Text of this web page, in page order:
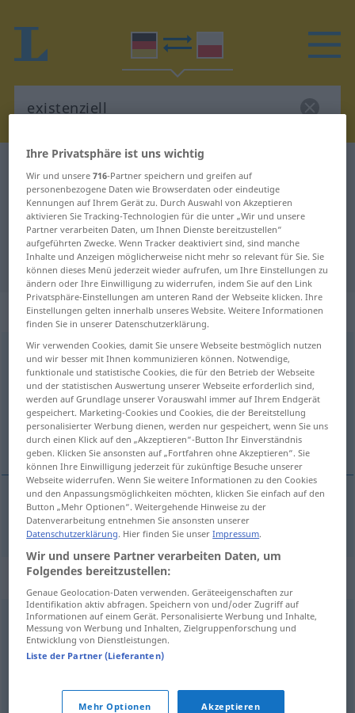
Deutsch-Polnisch Übersetzung für
"existenziell"
"existenziell" Polnisch Übersetzung
„existenziell“
existenziell
Übersicht aller Übersetzungen
(Für mehr Details die Übersetzung anklicken/antippen)
egzystencjalny
egzystencjalny existenziell
Synonyme für "existenziell"
vital,lebenswichtig,essentiell (fachspr., biologisch)
essenziell (fachspr., biologisch)
© OpenThesaurus.de
Ihre Privatsphäre ist uns wichtig
Wir und unsere716-Partner speichern und greifen auf
personenbezogene Daten wie Browserdaten oder eindeutige
Kennungen auf Ihrem Gerät zu. Durch Auswahl von Akzeptieren
aktivieren Sie Tracking-Technologien für die unter „Wir und unsere
Partner verarbeiten Daten, um Ihnen Dienste bereitzustellen“
aufgeführten Zwecke. Wenn Tracker deaktiviert sind, sind manche
Inhalte und Anzeigen möglicherweise nicht mehr so relevant für Sie. Sie
können dieses Menü jederzeit wieder aufrufen, um Ihre Einstellungen zu
ändern oder Ihre Einwilligung zu widerrufen, indem Sie auf den Link
Privatsphäre-Einstellungen am unteren Rand der Webseite klicken. Ihre
Einstellungen gelten innerhalb unseres Website. Weitere Informationen
finden Sie in unserer Datenschutzerklärung.
Wir verwenden Cookies, damit Sie unsere Webseite bestmöglich nutzen
und wir besser mit Ihnen kommunizieren können. Notwendige,
funktionale und statistische Cookies, die für den Betrieb der Webseite
und der statistischen Auswertung unserer Webseite erforderlich sind,
werden auf Grundlage unserer Vorauswahl immer auf Ihrem Endgerät
gespeichert. Marketing-Cookies und Cookies, die der Bereitstellung
personalisierter Werbung dienen, werden nur gespeichert, wenn Sie uns
durch einen Klick auf den „Akzeptieren“-Button Ihr Einverständnis
geben. Klicken Sie ansonsten auf „Fortfahren ohne Akzeptieren“. Sie
können Ihre Einwilligung jederzeit für zukünftige Besuche unserer
Webseite widerrufen. Wenn Sie weitere Informationen zu den Cookies
und den Anpassungsmöglichkeiten möchten, klicken Sie einfach auf den
Button „Mehr Optionen“. Weitergehende Hinweise zu der
Datenverarbeitung entnehmen Sie ansonsten unserer
Datenschutzerklärung. Hier finden Sie unserImpressum.
Wir und unsere Partner verarbeiten Daten, um
Folgendes bereitzustellen:
Genaue Geolocation-Daten verwenden. Geräteeigenschaften zur
Identifikation aktiv abfragen. Speichern von und/oder Zugriff auf
Informationen auf einem Gerät. Personalisierte Werbung und Inhalte,
Messung von Werbung und Inhalten, Zielgruppenforschung und
Entwicklung von Dienstleistungen.
Liste der Partner (Lieferanten)
Mehr Optionen Akzeptieren